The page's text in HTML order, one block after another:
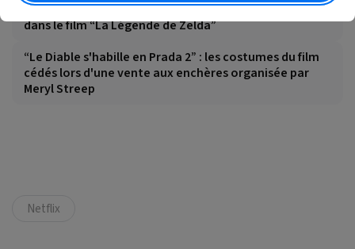
Sam Neill, décédé le mois dernier, fera une apparition
dans le film “La Légende de Zelda”
“Le Diable s'habille en Prada 2” : les costumes du film
cédés lors d'une vente aux enchères organisée par
Meryl Streep
Netflix